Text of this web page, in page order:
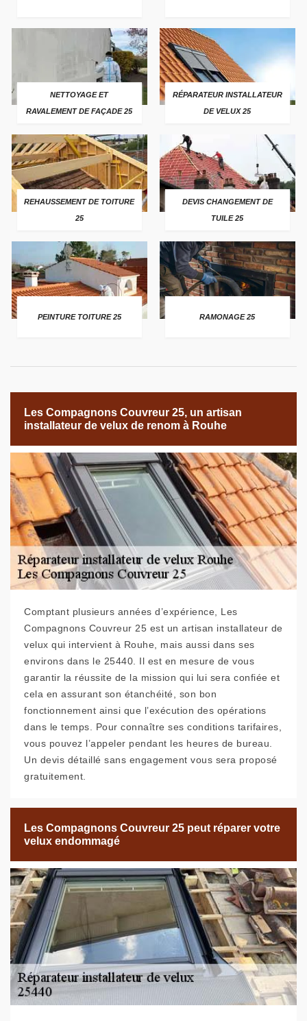
NETTOYAGE ET
RAVALEMENT DE FAÇADE 25
RÉPARATEUR INSTALLATEUR
DE VELUX 25
REHAUSSEMENT DE TOITURE
25
DEVIS CHANGEMENT DE
TUILE 25
PEINTURE TOITURE 25 RAMONAGE 25
Les Compagnons Couvreur 25, un artisan
installateur de velux de renom à Rouhe
Comptant plusieurs années d’expérience, Les
Compagnons Couvreur 25 est un artisan installateur de
velux qui intervient à Rouhe, mais aussi dans ses
environs dans le 25440. Il est en mesure de vous
garantir la réussite de la mission qui lui sera confiée et
cela en assurant son étanchéité, son bon
fonctionnement ainsi que l’exécution des opérations
dans le temps. Pour connaître ses conditions tarifaires,
vous pouvez l’appeler pendant les heures de bureau.
Un devis détaillé sans engagement vous sera proposé
gratuitement.
Les Compagnons Couvreur 25 peut réparer votre
velux endommagé